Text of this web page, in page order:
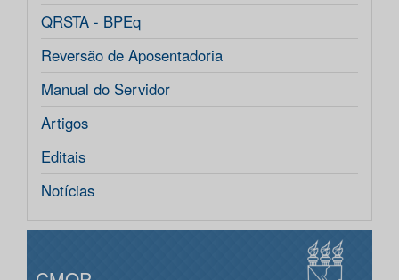
QRSTA - BPEq
Reversão de Aposentadoria
Manual do Servidor
Artigos
Editais
Notícias